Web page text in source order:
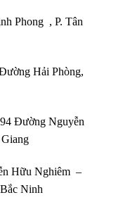
Phong , P. Tân
Hải Phòng,
Đường Nguyễn
Hữu Nghiêm –
Ninh